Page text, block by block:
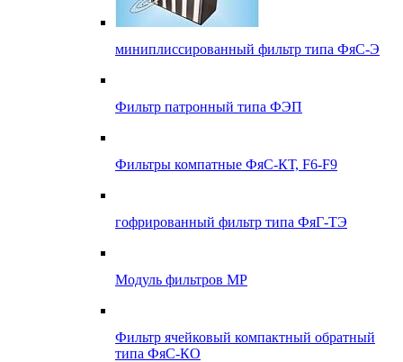
миниплиссированный фильтр типа ФяС-Э
Фильтр патронный типа ФЭП
Фильтры компатные ФяС-КТ, F6-F9
гофрированный фильтр типа ФяГ-ТЭ
Модуль фильтров МР
Фильтр ячейковый компактный обратный
типа ФяС-КО